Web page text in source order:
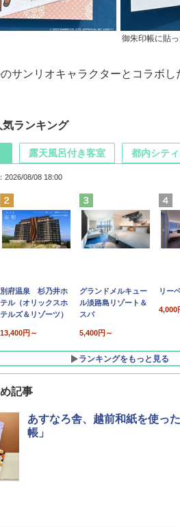
御朱印帳に貼
サンリオキャラクターとコラボし
ランキング
2026/08/08 18:00
別府温泉 杉乃井ホ
テル（オリックスホ
テルズ＆リゾーツ）
13,400円～
グランドメルキュー
ル淡路島リゾート＆
スパ
5,400円～
リー
4,000
ランキングをもっと見る
露天風呂付き客室 都内シテ
記事
あすなろ舎、越前和紙を使っ
帳」